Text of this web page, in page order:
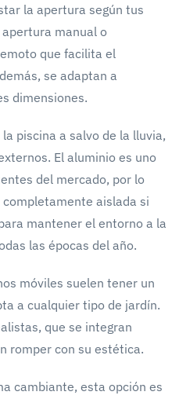
la apertura según tus
manual o
que facilita el
se adaptan a
dimensiones.
piscina a salvo de la lluvia,
El aluminio es uno
del mercado, por lo
aislada si
mantener el entorno a la
las épocas del año.
móviles suelen tener un
a cualquier tipo de jardín.
que se integran
romper con su estética.
cambiante, esta opción es